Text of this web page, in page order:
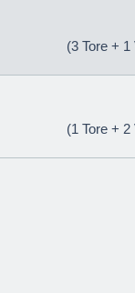
(3 Tore + 1
(1 Tore + 2